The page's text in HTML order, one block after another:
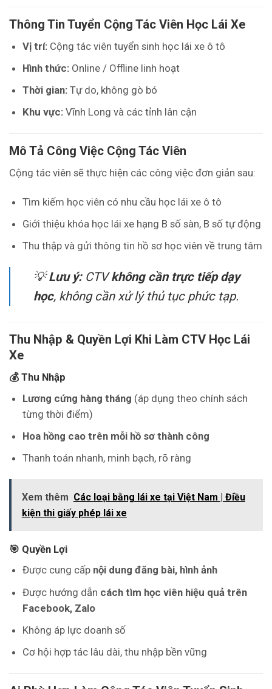
Thông Tin Tuyển Cộng Tác Viên Học Lái Xe
Vị trí:Cộng tác viên tuyển sinh học lái xe ô tô
Hình thức:Online / Offline linh hoạt
Thời gian:Tự do, không gò bó
Khu vực:Vĩnh Long và các tỉnh lân cận
Mô Tả Công Việc Cộng Tác Viên
Cộng tác viên sẽ thực hiện các công việc đơn giản sau:
Tìm kiếm học viên có nhu cầu học lái xe ô tô
Giới thiệu khóa học lái xe hạng B số sàn, B số tự động
Thu thập và gửi thông tin hồ sơ học viên về trung tâm
💡Lưu ý:CTVkhông cần trực tiếp dạy
học, không cần xử lý thủ tục phức tạp.
Thu Nhập & Quyền Lợi Khi Làm CTV Học Lái
Xe
💰 Thu Nhập
Lương cứng hàng tháng (áp dụng theo chính sách
từng thời điểm)
Hoa hồng cao trên mỗi hồ sơ thành công
Thanh toán nhanh, minh bạch, rõ ràng
Xem thêm Các loại bằng lái xe tại Việt Nam | Điều
kiện thi giấy phép lái xe
🎯 Quyền Lợi
Được cung cấp nội dung đăng bài, hình ảnh
Được hướng dẫn cách tìm học viên hiệu quả trên
Facebook, Zalo
Không áp lực doanh số
Cơ hội hợp tác lâu dài, thu nhập bền vững